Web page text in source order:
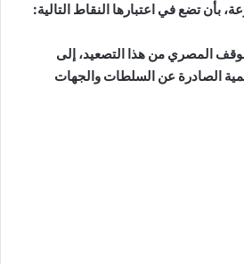
بأن تضع في اعتبارها النقاط التالية:
المصري من هذا التصعيد، إلى
الصادرة عن السلطات والجهات